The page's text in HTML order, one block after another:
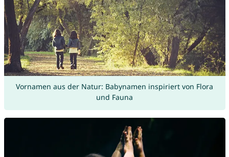
Vornamen aus der Natur: Babynamen inspiriert von Flora
und Fauna